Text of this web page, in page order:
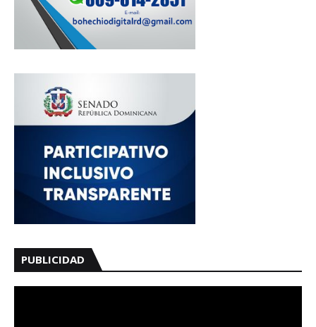
PUBLICIDAD